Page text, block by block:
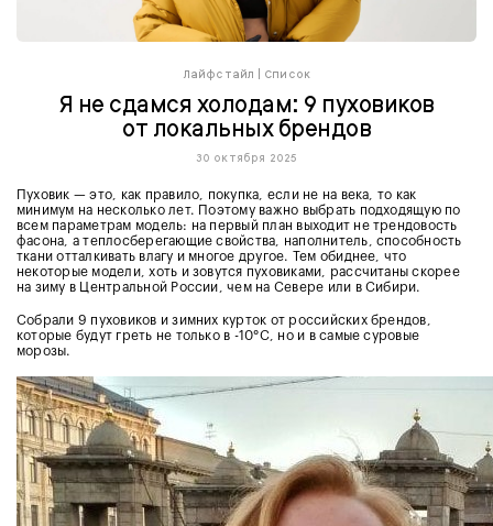
Лайфстайл Список
Я не сдамся холодам: 9 пуховиков
от локальных брендов
30 октября 2025
Пуховик — это, как правило, покупка, если не на века, то как
минимум на несколько лет. Поэтому важно выбрать подходящую по
всем параметрам модель: на первый план выходит не трендовость
фасона, а теплосберегающие свойства, наполнитель, способность
ткани отталкивать влагу и многое другое. Тем обиднее, что
некоторые модели, хоть и зовутся пуховиками, рассчитаны скорее
на зиму в Центральной России, чем на Севере или в Сибири.
Собрали 9 пуховиков и зимних курток от российских брендов,
которые будут греть не только в -10°С, но и в самые суровые
морозы.